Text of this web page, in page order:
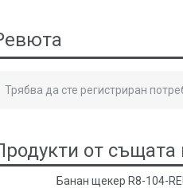
Трябва да сте регистриран
от същата
Банан щекер R8-104-